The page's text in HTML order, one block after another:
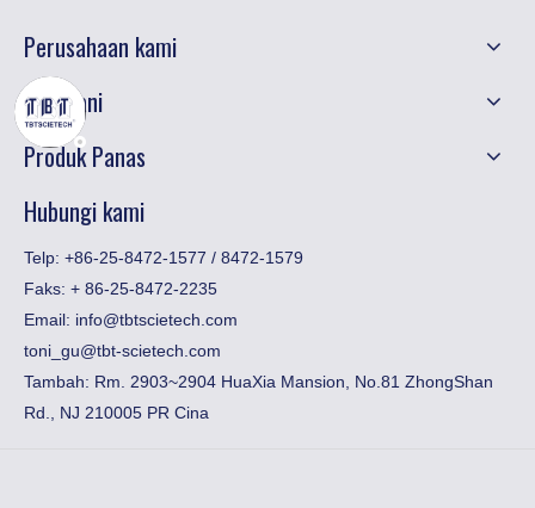
Perusahaan kami
Melayani
Produk Panas
Hubungi kami
Telp: +86-25-8472-1577 / 8472-1579
Faks: ​+ 86-25-8472-2235
Email: info@tbtscietech.com
toni_gu@tbt-scietech.com
Tambah: Rm. 2903~2904 HuaXia Mansion, No.81 ZhongShan
Rd., NJ 210005 PR Cina